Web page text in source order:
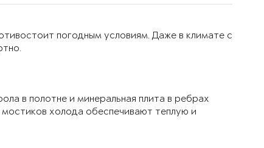
погодным условиям. Даже в климате с
в полотне и минеральная плита в ребрах
холода обеспечивают теплую и